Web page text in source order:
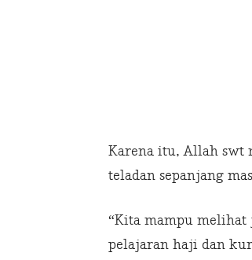
Karena itu, Allah swt
teladan sepanjang
“Kita mampu
pelajaran haji dan